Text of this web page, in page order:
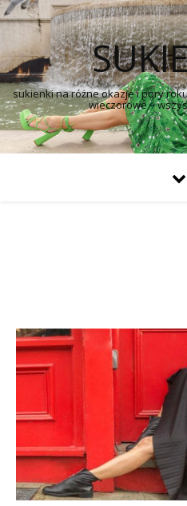
sukienki na różne okazje i pory
wieczorowe –